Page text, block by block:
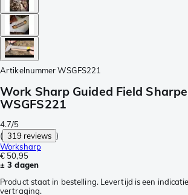
Artikelnummer WSGFS221
Work Sharp Guided Field
WSGFS221
4.7/5
( 319 reviews )
Worksharp
€ 50,95
± 3 dagen
Product staat in bestelling. Levertijd is een
vertraging.